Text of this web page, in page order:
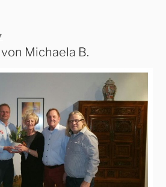
Michaela B.